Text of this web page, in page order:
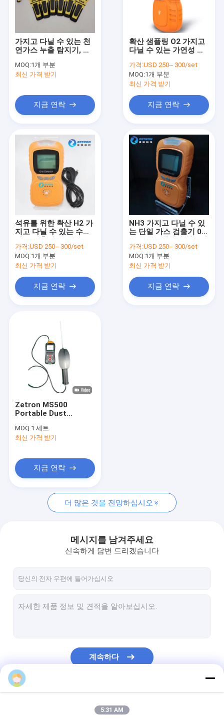
조정 가스탐지기
배기가스 측정기
공기청정도 감시국
진애 반대
온라인 적외선 합성가스 분석기
열린 경로 적외선 가스 검출기
가정용 가스 알람
실내 공기 특성 모니터
가스 검출 제어기
가스 검출기 부속물
압축 공기 질 및 순정 기기
가지고 다닐 수 있는 천
연가스 누출 탐지기, 포
기
MOQ:1개 부분
최신 가격 받기
지금 연락
확산 샘플링 O2 가지고
다닐 수 있는 가연성 가
가격:USD 250-- 300/set
MOQ:1개 부분
최신 가격 받기
지금 연락
석유를 위한 확산 H2 가
지고 다닐 수 있는 수소
가격:USD 250-- 300/set
MOQ:1개 부분
최신 가격 받기
지금 연락
NH3 가지고 다닐 수 있
는 단일 가스 검출기 0 -
아 검출기
가격:USD 250-- 300/set
MOQ:1개 부분
최신 가격 받기
지금 연락
Zetron MS500
Portable Dust
Sensor, ATEX
Certified for
MOQ:1 세트
최신 가격 받기
지금 연락
더 많은 것을 전망하십시오
메시지를 남겨주세요
신속하게 답변 드리겠습니다
계속하다
5:31 AM